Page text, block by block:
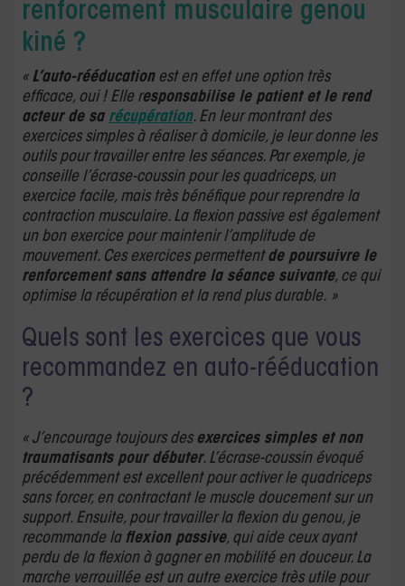
renforcement musculaire genou
kiné ?
« L’auto-rééducationest en effet une option très
efficace, oui ! Elle responsabilise le patient et le rend
acteur de sa récupération. En leur montrant des
exercices simples à réaliser à domicile, je leur donne les
outils pour travailler entre les séances. Par exemple, je
conseille l’écrase-coussin pour les quadriceps, un
exercice facile, mais très bénéfique pour reprendre la
contraction musculaire. La flexion passive est également
un bon exercice pour maintenir l’amplitude de
mouvement. Ces exercices permettentde poursuivre le
renforcement sans attendre la séance suivante, ce qui
optimise la récupération et la rend plus durable. »
Quels sont les exercices que vous
recommandez en auto-rééducation
?
« J’encourage toujours des exercices simples et non
traumatisants pour débuter. L’écrase-coussin évoqué
précédemment est excellent pour activer le quadriceps
sans forcer, en contractant le muscle doucement sur un
support. Ensuite, pour travailler la flexion du genou, je
recommande la flexion passive, qui aide ceux ayant
perdu de la flexion à gagner en mobilité en douceur. La
marche verrouillée est un autre exercice très utile pour